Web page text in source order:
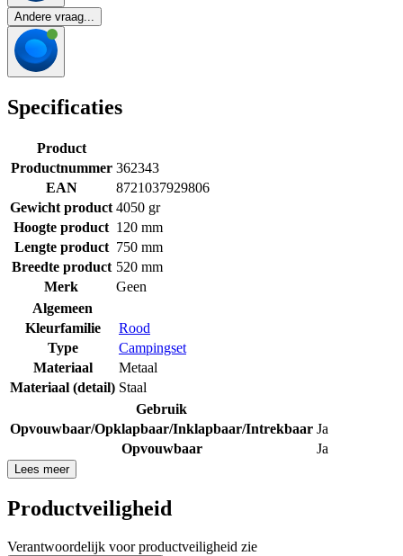
Andere vraag...
Specificaties
Product
Productnummer 362343
EAN
8721037929806
Gewicht product 4050 gr
Hoogte product 120 mm
Lengte product 750 mm
Breedte product 520 mm
Merk
Geen
Algemeen
Kleurfamilie
Rood
Type
Campingset
Materiaal
Metaal
Materiaal (detail) Staal
Gebruik
Opvouwbaar/Opklapbaar/Inklapbaar/Intrekbaar Ja
Opvouwbaar
Ja
Lees meer
Productveiligheid
Verantwoordelijk voor productveiligheid zie